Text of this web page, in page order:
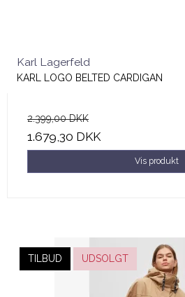
Karl Lagerfeld
KARL LOGO BELTED CARDIGAN
2.399,00 DKK
1.679,30 DKK
Vis produkt
TILBUD UDSOLGT